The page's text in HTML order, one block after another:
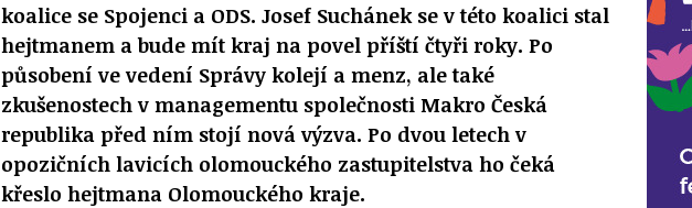
koalice se Spojenci a ODS. Josef Suchánek se v této koalici stal
hejtmanem a bude mít kraj na povel příští čtyři roky. Po
působení ve vedení Správy kolejí a menz, ale také
zkušenostech v managementu společnosti Makro Česká
republika před ním stojí nová výzva. Po dvou letech v
opozičních lavicích olomouckého zastupitelstva ho čeká
křeslo hejtmana Olomouckého kraje.